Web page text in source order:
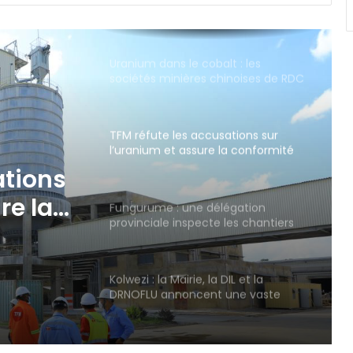
la
au village Kapombo après un
entre un train marchandise et un
Uranium dans le cobalt : les
sociétés minières chinoises de RDC
TFM réfute les accusations sur
l’uranium et assure la conformité
de ses exportations de cobalt.
Fungurume : une délégation
provinciale inspecte les chantiers
avant les prochaines inaugurations.
Kolwezi : la Mairie, la DIL et la
DRNOFLU annoncent une vaste
opération de recouvrement forcé
dès le 10 août